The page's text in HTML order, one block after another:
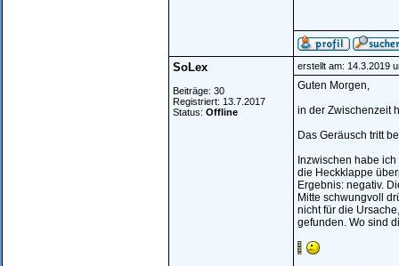
SoLex
Beiträge: 30
Registriert: 13.7.2017
Status: Offline
erstellt am: 14.3.2019
Guten Morgen,
in der Zwischenzeit
Das Geräusch tritt
Inzwischen habe
die Heckklappe
Ergebnis: negativ.
Mitte schwungvoll
nicht für die
gefunden. Wo sind